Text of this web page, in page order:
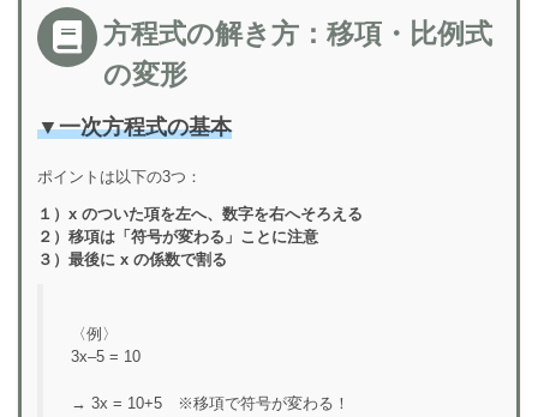
方程式の解き方：移項・比例式
の変形
▼一次方程式の基本
ポイントは以下の3つ：
１）x のついた項を左へ、数字を右へそろえる
２）移項は「符号が変わる」ことに注意
３）最後に x の係数で割る
〈例〉
3x–5 = 10
→ 3x = 10+5 ※移項で符号が変わる！